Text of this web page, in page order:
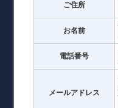
ご住所
お名前
電話番号
メールアドレス